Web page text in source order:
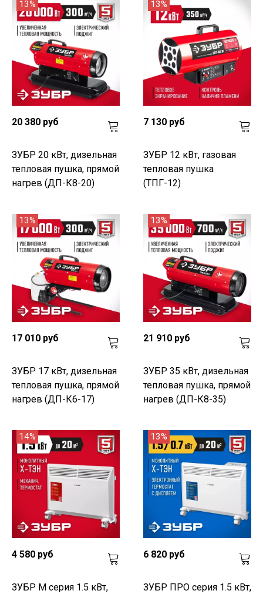
13%
20 380 руб
ЗУБР 20 кВт, дизельная
тепловая пушка, прямой
нагрев (ДП-К8-20)
13%
7 130 руб
ЗУБР 12 кВт, газовая
тепловая пушка
(ТПГ-12)
13%
17 010 руб
ЗУБР 17 кВт, дизельная
тепловая пушка, прямой
нагрев (ДП-К6-17)
13%
21 910 руб
ЗУБР 35 кВт, дизельная
тепловая пушка, прямой
нагрев (ДП-К8-35)
14%
4 580 руб
ЗУБР М серия 1.5 кВт,
13%
6 820 руб
ЗУБР ПРО серия 1.5 кВт,